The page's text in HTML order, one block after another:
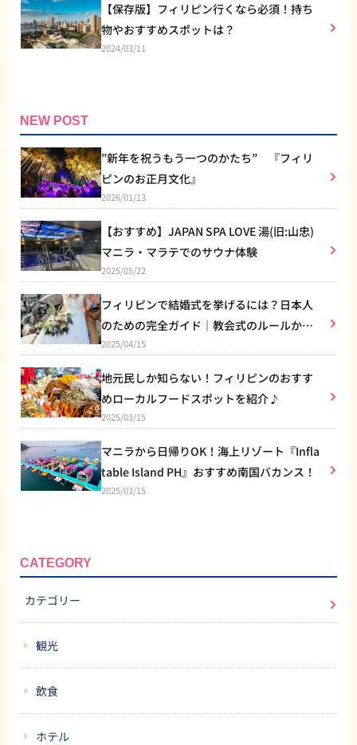
【保存版】フィリピン行くなら必須！持ち
物やおすすめスポットは？
2024/03/11
NEW POST
”新年を祝うもう一つのかたち” 『フィリ
ピンのお正月文化』
2026/01/13
【おすすめ】JAPAN SPA LOVE 湯(旧:山忠)
マニラ・マラテでのサウナ体験
2025/05/22
フィリピンで結婚式を挙げるには？日本人
のための完全ガイド｜教会式のルールから
リゾート婚まで
2025/04/15
地元民しか知らない！フィリピンのおすす
めローカルフードスポットを紹介♪
2025/03/15
マニラから日帰りOK！海上リゾート『Infla
table Island PH』おすすめ南国バカンス！
2025/03/15
CATEGORY
カテゴリー
観光
飲食
ホテル